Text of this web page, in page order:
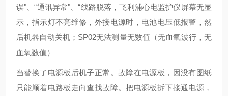
误"、“通讯异常"、“线路脱落，飞利浦心电监护仪屏幕无显
示，指示灯不亮维修，外接电源时，电池电压低报警，然
后机器自动关机；SP02无法测量无数值（无血氧波行，无
血氧数值）
当替换了电源板后机子正常。故障在电源板，因没有图纸
只能顺着电路板走向查找故障。把电源板拆下接通电源，